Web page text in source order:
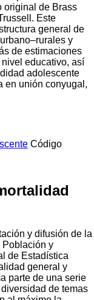
global y
y
desde un
con un
la Tasa Global de
por edad, y en
mediante técnicas
aplicó el método
de Brass
Este
general de
y
de estimaciones
educativo, así
Código